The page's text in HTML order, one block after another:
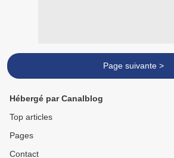
Page suivante >
Hébergé par Canalblog
Top articles
Pages
Contact